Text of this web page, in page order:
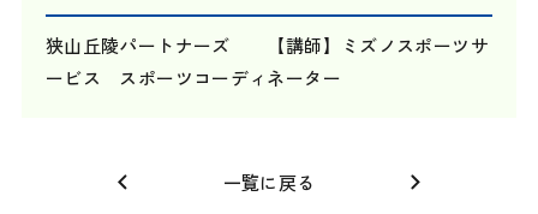
狭山丘陵パートナーズ 【講師】ミズノスポーツサ
ービス スポーツコーディネーター
一覧に戻る